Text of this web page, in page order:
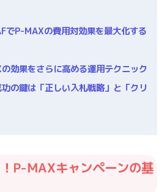
でP-MAXの費用対効果を最大化する
効果をさらに高める運用テクニック
の鍵は「正しい入札戦略」と「クリ
P-MAXキャンペーンの基